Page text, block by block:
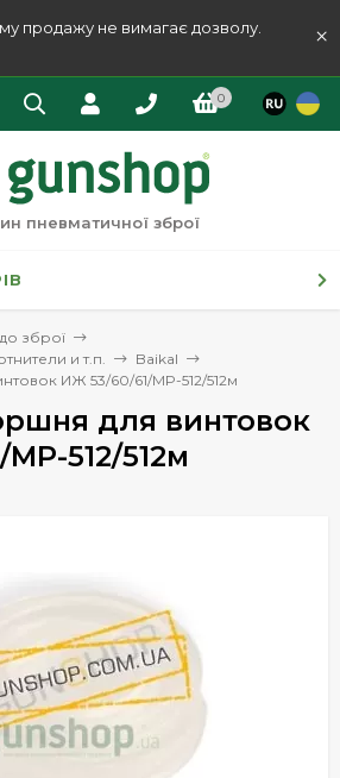
продажу не вимагає дозволу.
×
0
пневматичної зброї
зброї
и т.п.
Baikal
ИЖ 53/60/61/MP-512/512м
для винтовок
512/512м